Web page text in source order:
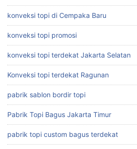
konveksi topi di Cempaka Baru
konveksi topi promosi
konveksi topi terdekat Jakarta Selatan
Konveksi topi terdekat Ragunan
pabrik sablon bordir topi
Pabrik Topi Bagus Jakarta Timur
pabrik topi custom bagus terdekat